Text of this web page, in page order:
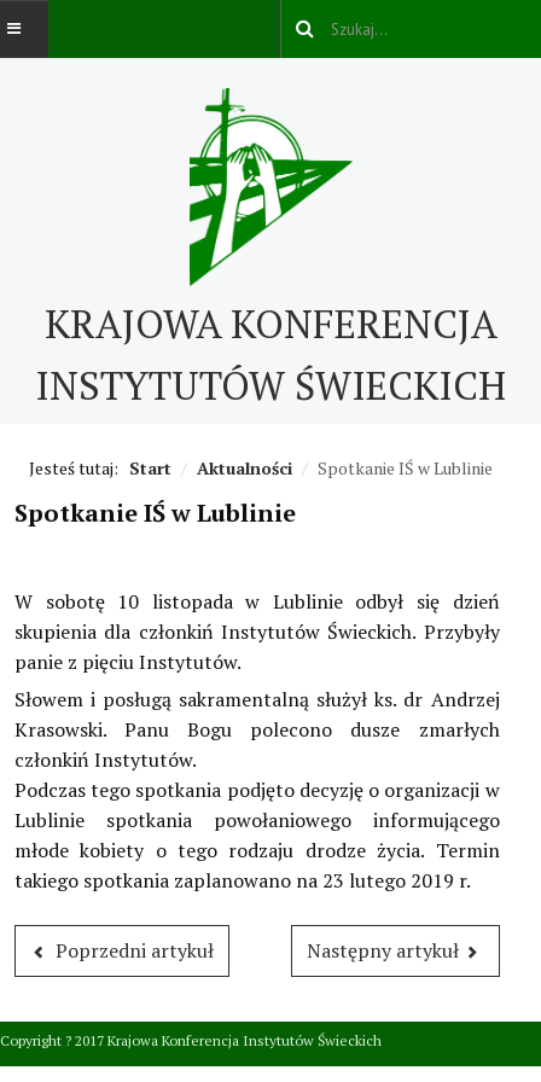
Kontakt
ABC IŚ
Historia IŚ
Cechy IŚ
Instytuty świeckie kleryckie
Publikacje
Multimedia
IŚ W POLSCE
TERMINARZ
POLECAMY
KRAJOWA KONFERENCJA
INSTYTUTÓW ŚWIECKICH
Jesteś tutaj: Start / Aktualności / Spotkanie IŚ w Lublinie
Spotkanie IŚ w Lublinie
W sobotę 10 listopada w Lublinie odbył się dzień
skupienia dla członkiń Instytutów Świeckich. Przybyły
panie z pięciu Instytutów.
Słowem i posługą sakramentalną służył ks. dr Andrzej
Krasowski. Panu Bogu polecono dusze zmarłych
członkiń Instytutów.
Podczas tego spotkania podjęto decyzję o organizacji w
Lublinie spotkania powołaniowego informującego
młode kobiety o tego rodzaju drodze życia. Termin
takiego spotkania zaplanowano na 23 lutego 2019 r.
Poprzedni artykuł Następny artykuł
Copyright ? 2017 Krajowa Konferencja Instytutów Świeckich